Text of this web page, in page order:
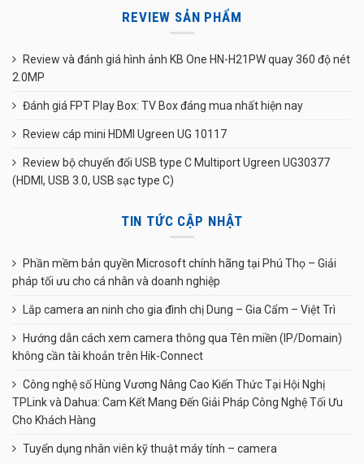
REVIEW SẢN PHẨM
Review và đánh giá hình ảnh KB One HN-H21PW quay 360 độ nét
2.0MP
Đánh giá FPT Play Box: TV Box đáng mua nhất hiện nay
Review cáp mini HDMI Ugreen UG 10117
Review bộ chuyển đổi USB type C Multiport Ugreen UG30377
(HDMI, USB 3.0, USB sạc type C)
TIN TỨC CẬP NHẬT
Phần mềm bản quyền Microsoft chính hãng tại Phú Thọ – Giải
pháp tối ưu cho cá nhân và doanh nghiệp
Lắp camera an ninh cho gia đình chị Dung – Gia Cẩm – Việt Trì
Hướng dẫn cách xem camera thông qua Tên miền (IP/Domain)
không cần tài khoản trên Hik-Connect
Công nghệ số Hùng Vương Nâng Cao Kiến Thức Tại Hội Nghị
TPLink và Dahua: Cam Kết Mang Đến Giải Pháp Công Nghệ Tối Ưu
Cho Khách Hàng
Tuyển dụng nhân viên kỹ thuật máy tính – camera